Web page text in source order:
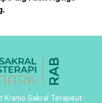
Kranio Sakral Terapeut